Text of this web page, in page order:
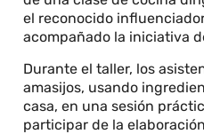
el reconocido
acompañado la iniciativa
Durante el taller, los
amasijos, usando
casa, en una sesión
participar de la